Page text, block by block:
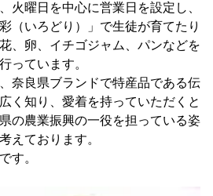
火曜日を中心に営業日を設定し、
（いろどり）」で生徒が育てたり
、卵、イチゴジャム、パンなどを
っています。
奈良県ブランドで特産品である伝
く知り、愛着を持っていただくと
の農業振興の一役を担っている姿
えております。
す。